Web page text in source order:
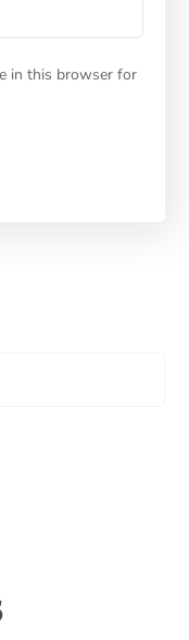
in this browser for